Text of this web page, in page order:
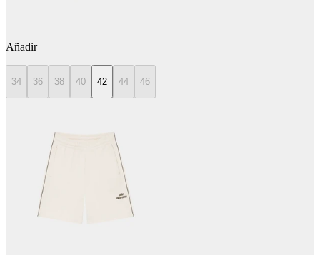
Añadir
34 36 38 40 42 44 46